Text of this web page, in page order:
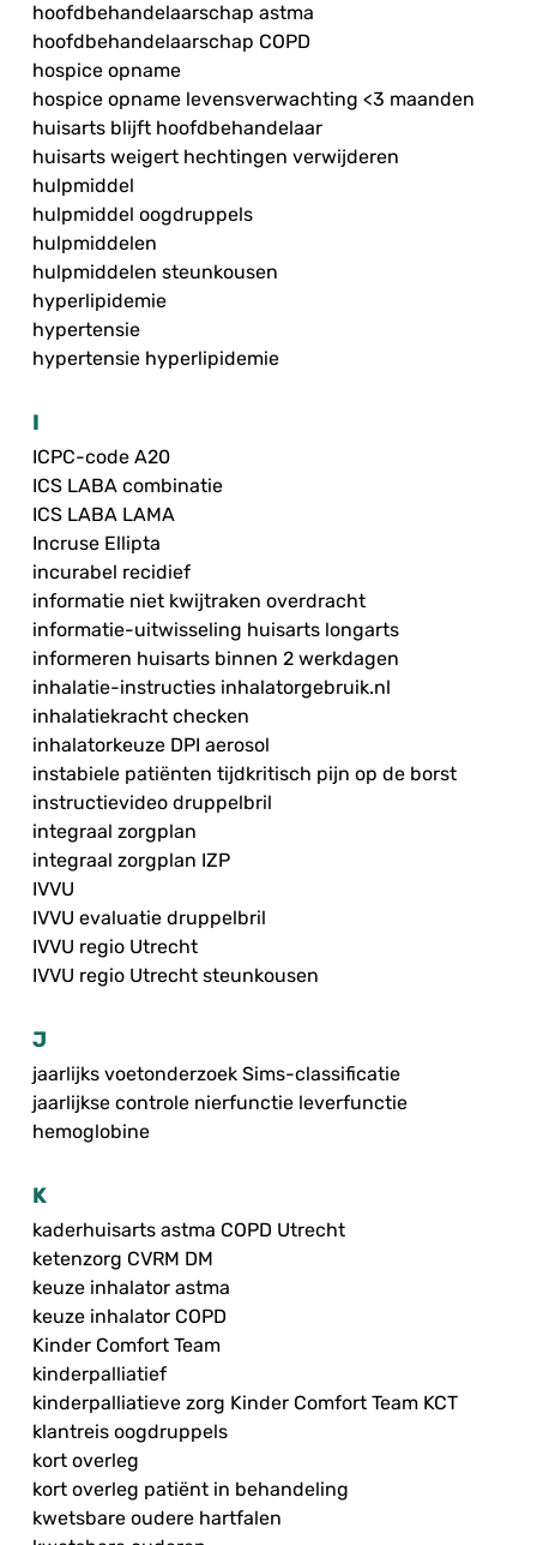
hoofdbehandelaarschap astma
hoofdbehandelaarschap COPD
hospice opname
hospice opname levensverwachting <3 maanden
huisarts blijft hoofdbehandelaar
huisarts weigert hechtingen verwijderen
hulpmiddel
hulpmiddel oogdruppels
hulpmiddelen
hulpmiddelen steunkousen
hyperlipidemie
hypertensie
hypertensie hyperlipidemie
I
ICPC-code A20
ICS LABA combinatie
ICS LABA LAMA
Incruse Ellipta
incurabel recidief
informatie niet kwijtraken overdracht
informatie-uitwisseling huisarts longarts
informeren huisarts binnen 2 werkdagen
inhalatie-instructies inhalatorgebruik.nl
inhalatiekracht checken
inhalatorkeuze DPI aerosol
instabiele patiënten tijdkritisch pijn op de borst
instructievideo druppelbril
integraal zorgplan
integraal zorgplan IZP
IVVU
IVVU evaluatie druppelbril
IVVU regio Utrecht
IVVU regio Utrecht steunkousen
J
jaarlijks voetonderzoek Sims-classificatie
jaarlijkse controle nierfunctie leverfunctie
hemoglobine
K
kaderhuisarts astma COPD Utrecht
ketenzorg CVRM DM
keuze inhalator astma
keuze inhalator COPD
Kinder Comfort Team
kinderpalliatief
kinderpalliatieve zorg Kinder Comfort Team KCT
klantreis oogdruppels
kort overleg
kort overleg patiënt in behandeling
kwetsbare oudere hartfalen